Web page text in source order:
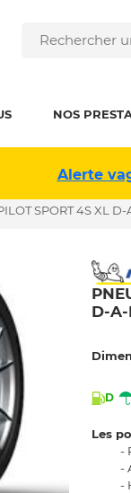
NOS
Alerte
SPORT 4S XL D-
D-A-
D
Les
-
-
-